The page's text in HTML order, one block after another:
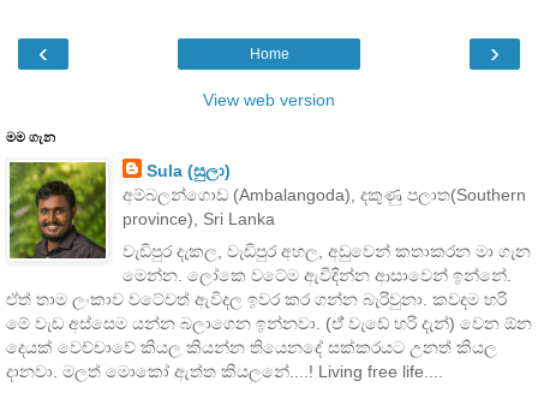
‹ ›
Home
View web version
මම ගැන
Sula (සුලා)
අම්බලන්ගොඩ (Ambalangoda), දකුණු පලාත(Southern
province), Sri Lanka
වැඩිපුර දැකල, වැඩිපුර අහල, අඩුවෙන් කතාකරන මා ගැන
මෙන්න. ලෝකෙ වටේම ඇවිදින්න ආසාවෙන් ඉන්නේ.
ඒත් තාම ලංකාව වටේවත් ඇවිදල ඉවර කර ගන්න බැරිවුනා. කවදම හරි
මේ වැඩ අස්සෙම යන්න බලාගෙන ඉන්නවා. (ඒ් වැඩේ හරි දැන්) වෙන ඕන
දෙයක් වෙච්චාවේ කියල කියන්න තියෙනදේ සක්කරයට උනත් කියල
දානවා. මලත් මොකෝ ඇත්ත කියලනේ....! Living free life....